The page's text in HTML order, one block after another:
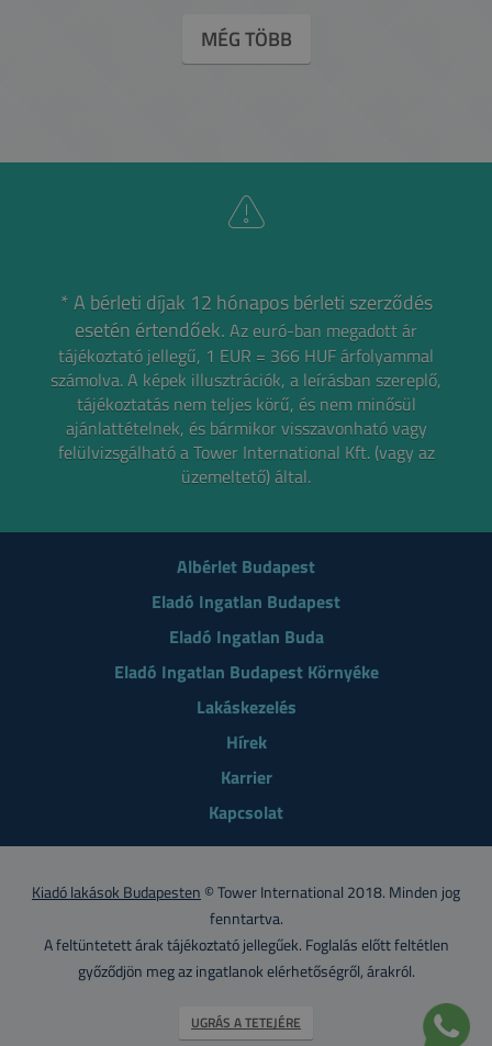
MÉG TÖBB
* A bérleti díjak 12 hónapos bérleti szerződés
esetén értendőek. Az euró-ban megadott ár
tájékoztató jellegű, 1 EUR = 366 HUF árfolyammal
számolva.A képek illusztrációk, a leírásban szereplő,
tájékoztatás nem teljes körű, és nem minősül
ajánlattételnek, és bármikor visszavonható vagy
felülvizsgálható a Tower International Kft. (vagy az
üzemeltető) által.
Albérlet Budapest
Eladó Ingatlan Budapest
Eladó Ingatlan Buda
Eladó Ingatlan Budapest Környéke
Lakáskezelés
Hírek
Karrier
Kapcsolat
Kiadó lakások Budapesten © Tower International 2018. Minden jog
fenntartva.
A feltüntetett árak tájékoztató jellegűek. Foglalás előtt feltétlen
győződjön meg az ingatlanok elérhetőségről, árakról.
UGRÁS A TETEJÉRE